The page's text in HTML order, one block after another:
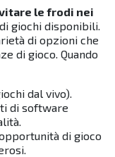
le frodi nei
giochi disponibili.
di opzioni che
di gioco. Quando
dal vivo).
di software
di gioco